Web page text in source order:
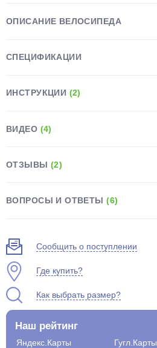
ОПИСАНИЕ ВЕЛОСИПЕДА
СПЕЦИФИКАЦИИ
ИНСТРУКЦИИ (2)
ВИДЕО (4)
ОТЗЫВЫ (2)
ВОПРОСЫ И ОТВЕТЫ(6)
Сообщить о поступлении
Где купить?
Как выбрать размер?
Наш рейтинг
Яндекс.Карты
Гугл.Карты